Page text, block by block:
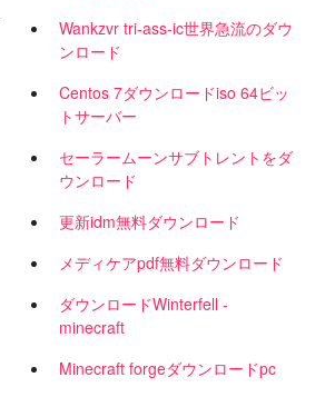
Wankzvr tri-ass-ic世界急流のダウ
ンロード
Centos 7ダウンロードiso 64ビッ
トサーバー
セーラームーンサブトレントをダ
ウンロード
更新idm無料ダウンロード
メディケアpdf無料ダウンロード
ダウンロードWinterfell -
minecraft
Minecraft forgeダウンロードpc